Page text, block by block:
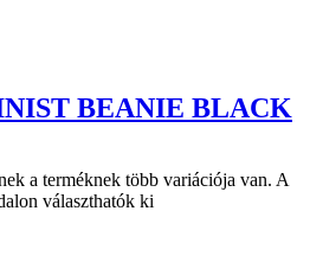
BEANIE BLACK
a terméknek több variációja van. A
választhatók ki